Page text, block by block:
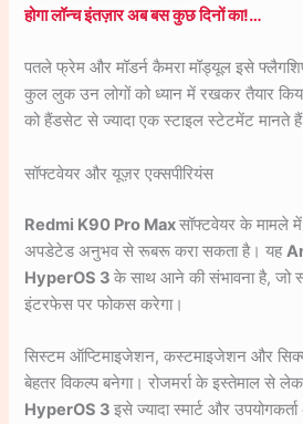
होगा लॉन्च इंतज़ार अब बस कुछ दिनों का!…
पतले फ्रेम और मॉडर्न कैमरा मॉड्यूल इसे
कुल लुक उन लोगों को ध्यान में रखकर तैयार
को हैंडसेट से ज्यादा एक स्टाइल स्टेटमेंट मानते
सॉफ्टवेयर और यूज़र एक्सपीरियंस
Redmi K90 Pro Maxसॉफ्टवेयर के मामले
अपडेटेड अनुभव से रूबरू करा सकता है। यह
HyperOS 3के साथ आने की संभावना है, जो
इंटरफेस पर फोकस करेगा।
सिस्टम ऑप्टिमाइजेशन, कस्टमाइजेशन और
बेहतर विकल्प बनेगा। रोजमर्रा के इस्तेमाल से
HyperOS 3इसे ज्यादा स्मार्ट और